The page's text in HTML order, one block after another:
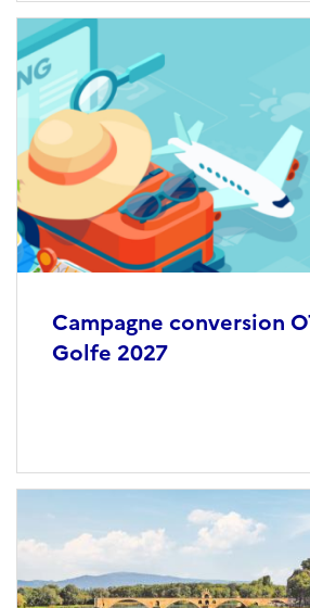
Campagne conversion
Golfe 2027